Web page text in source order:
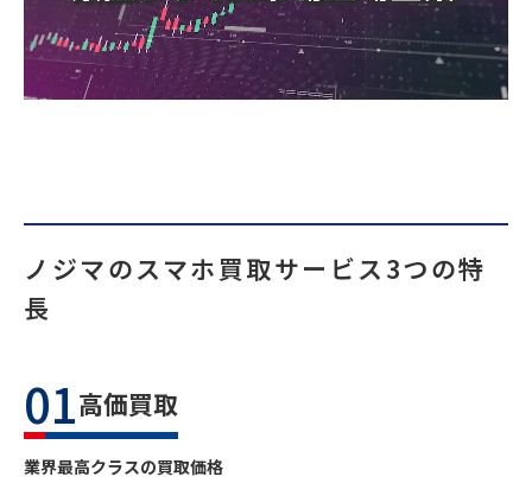
ノジマのスマホ買取サービス3つの特
長
01高価買取
業界最高クラスの買取価格